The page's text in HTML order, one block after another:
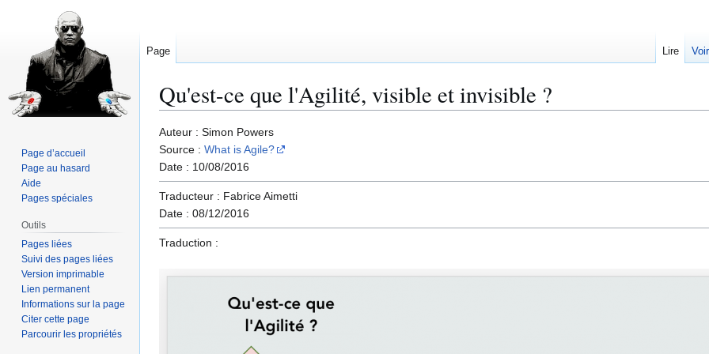
Qu'est-ce que l'Agilité, visible et invisible ?
Aller
à
la
navigation
Aller
à
la
recherche
Auteur : Simon Powers
Source : What is Agile?
Date : 10/08/2016
Traducteur : Fabrice Aimetti
Date : 08/12/2016
Traduction :
Page Lire
Page d’accueil
Page au hasard
Aide
Pages spéciales
Outils
Pages liées
Suivi des pages liées
Version imprimable
Lien permanent
Informations sur la page
Citer cette page
Parcourir les propriétés